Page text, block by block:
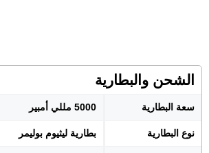
الشحن والبطارية
سعة البطارية 5000 مللي أمبير
نوع البطارية بطارية ليثيوم بوليمر